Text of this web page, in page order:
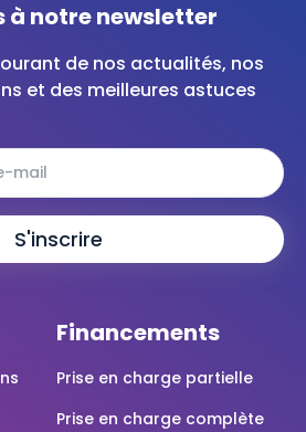
Financements
Prise en charge partielle
Prise en charge complète
notre newsletter
de nos actualités, nos
et des meilleures astuces